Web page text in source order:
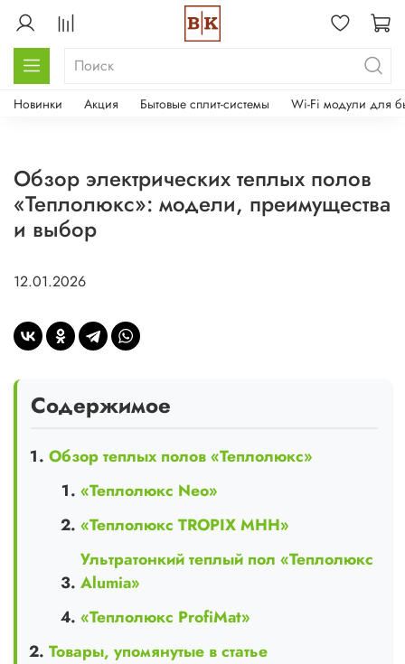
Новинки Акция Бытовые сплит-системы Wi-Fi модули для
Обзор электрических теплых полов
«Теплолюкс»: модели, преимущества
и выбор
12.01.2026
Содержимое
Обзор теплых полов «Теплолюкс»
«Теплолюкс Neo»
«Теплолюкс TROPIX MHH»
Ультратонкий теплый пол «Теплолюкс
Alumia»
«Теплолюкс ProfiMat»
Товары, упомянутые в статье